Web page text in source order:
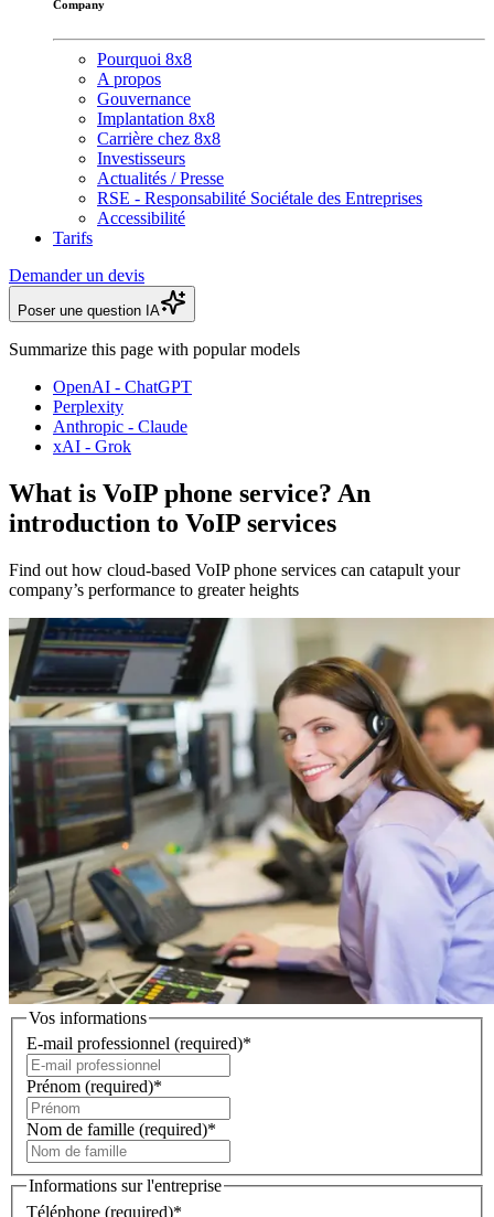
Company
Pourquoi 8x8
A propos
Gouvernance
Implantation 8x8
Carrière chez 8x8
Investisseurs
Actualités / Presse
RSE - Responsabilité Sociétale des Entreprises
Accessibilité
Tarifs
Demander un devis
Poser une question IA
Summarize this page with popular models
OpenAI - ChatGPT
Perplexity
Anthropic - Claude
xAI - Grok
What is VoIP phone service? An
introduction to VoIP services
Find out how cloud-based VoIP phone services can catapult your
company’s performance to greater heights
Vos informations
E-mail professionnel (required)*
Prénom (required)*
Nom de famille (required)*
Informations sur l'entreprise
Téléphone (required)*